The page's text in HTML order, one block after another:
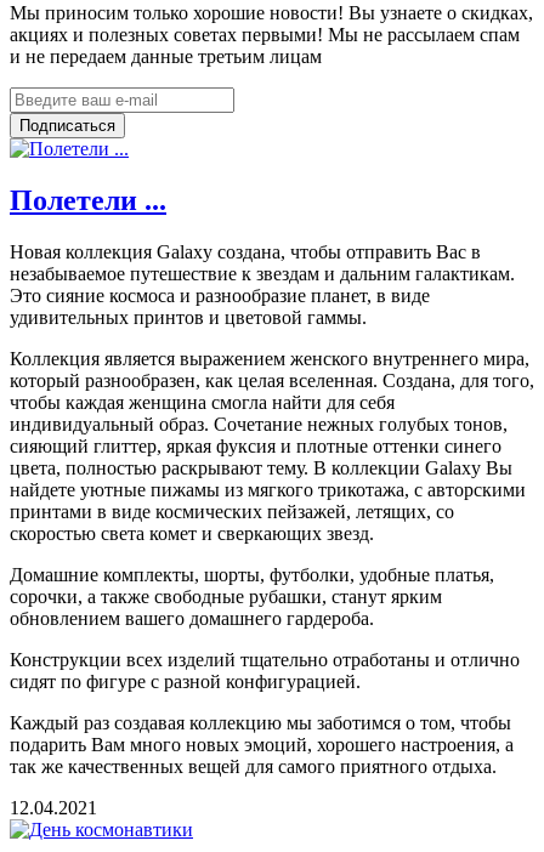
Мы приносим только хорошие новости! Вы узнаете о скидках,
акциях и полезных советах первыми! Мы не рассылаем спам
и не передаем данные третьим лицам
Подписаться
Полетели ...
Новая коллекция Galaxy создана, чтобы отправить Вас в
незабываемое путешествие к звездам и дальним галактикам.
Это сияние космоса и разнообразие планет, в виде
удивительных принтов и цветовой гаммы.
Коллекция является выражением женского внутреннего мира,
который разнообразен, как целая вселенная. Создана, для того,
чтобы каждая женщина смогла найти для себя
индивидуальный образ. Сочетание нежных голубых тонов,
сияющий глиттер, яркая фуксия и плотные оттенки синего
цвета, полностью раскрывают тему. В коллекции Galaxy Вы
найдете уютные пижамы из мягкого трикотажа, с авторскими
принтами в виде космических пейзажей, летящих, со
скоростью света комет и сверкающих звезд.
Домашние комплекты, шорты, футболки, удобные платья,
сорочки, а также свободные рубашки, станут ярким
обновлением вашего домашнего гардероба.
Конструкции всех изделий тщательно отработаны и отлично
сидят по фигуре с разной конфигурацией.
Каждый раз создавая коллекцию мы заботимся о том, чтобы
подарить Вам много новых эмоций, хорошего настроения, а
так же качественных вещей для самого приятного отдыха.
12.04.2021